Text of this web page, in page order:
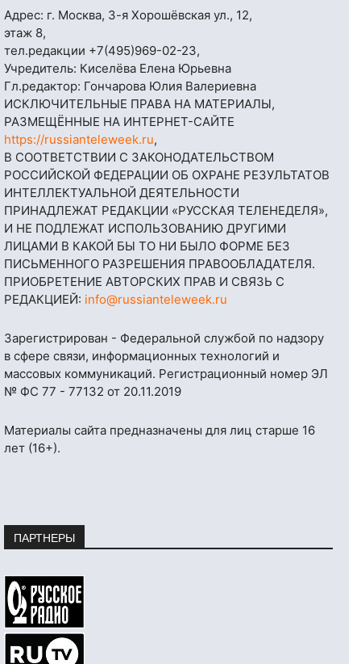
Адрес: г. Москва, 3-я Хорошёвская ул., 12,
этаж 8,
тел.редакции +7(495)969-02-23,
Учредитель: Киселёва Елена Юрьевна
Гл.редактор: Гончарова Юлия Валериевна
ИСКЛЮЧИТЕЛЬНЫЕ ПРАВА НА МАТЕРИАЛЫ,
РАЗМЕЩЁННЫЕ НА ИНТЕРНЕТ-САЙТЕ
https://russianteleweek.ru,
В СООТВЕТСТВИИ С ЗАКОНОДАТЕЛЬСТВОМ
РОССИЙСКОЙ ФЕДЕРАЦИИ ОБ ОХРАНЕ РЕЗУЛЬТАТОВ
ИНТЕЛЛЕКТУАЛЬНОЙ ДЕЯТЕЛЬНОСТИ
ПРИНАДЛЕЖАТ РЕДАКЦИИ «РУССКАЯ ТЕЛЕНЕДЕЛЯ»,
И НЕ ПОДЛЕЖАТ ИСПОЛЬЗОВАНИЮ ДРУГИМИ
ЛИЦАМИ В КАКОЙ БЫ ТО НИ БЫЛО ФОРМЕ БЕЗ
ПИСЬМЕННОГО РАЗРЕШЕНИЯ ПРАВООБЛАДАТЕЛЯ.
ПРИОБРЕТЕНИЕ АВТОРСКИХ ПРАВ И СВЯЗЬ С
РЕДАКЦИЕЙ: info@russianteleweek.ru
Зарегистрирован - Федеральной службой по надзору
в сфере связи, информационных технологий и
массовых коммуникаций. Регистрационный номер ЭЛ
№ ФС 77 - 77132 от 20.11.2019
Материалы сайта предназначены для лиц старше 16
лет (16+).
ПАРТНЕРЫ